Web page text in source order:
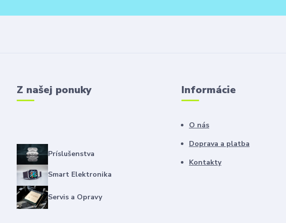
Z našej ponuky
Príslušenstva
Smart Elektronika
Servis a Opravy
Informácie
O nás
Doprava a platba
Kontakty